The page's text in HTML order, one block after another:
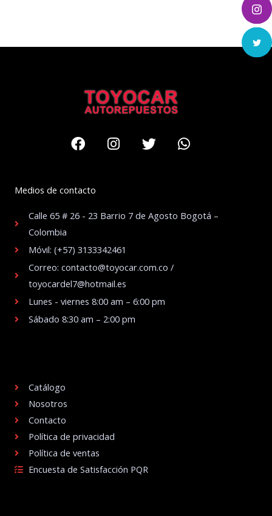
FacebookInstagram
TwitterWhatsapp
Medios de contacto
Calle 65 # 26 - 23 Barrio 7 de Agosto Bogotá –
Colombia
Móvil: (+57) 3133342461
Correo: contacto@toyocar.com.co /
toyocardel7@hotmail.es
Lunes - viernes 8:00 am – 6:00 pm
Sábado 8:30 am – 2:00 pm
Catálogo
Nosotros
Contacto
Política de privacidad
Política de ventas
Encuesta de Satisfacción PQR